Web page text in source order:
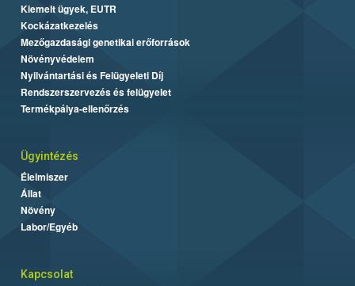
Kiemelt ügyek, EUTR
Kockázatkezelés
Mezőgazdasági genetikai erőforrások
Növényvédelem
Nyilvántartási és Felügyeleti Díj
Rendszerszervezés és felügyelet
Termékpálya-ellenőrzés
Ügyintézés
Élelmiszer
Állat
Növény
Labor/Egyéb
Kapcsolat